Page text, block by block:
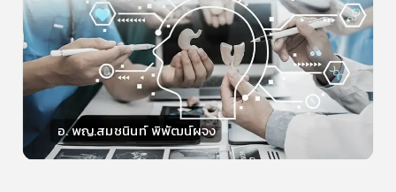
อ. พญ.สมชนินท์ พิพัฒน์ผจง
ดูรายละเอียดเพิ่มเติม